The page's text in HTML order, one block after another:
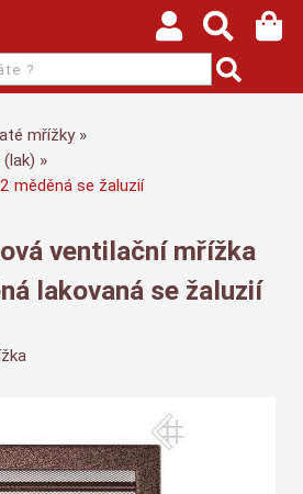
mřížky
měděná se žaluzií
ventilační mřížka
lakovaná se žaluzií